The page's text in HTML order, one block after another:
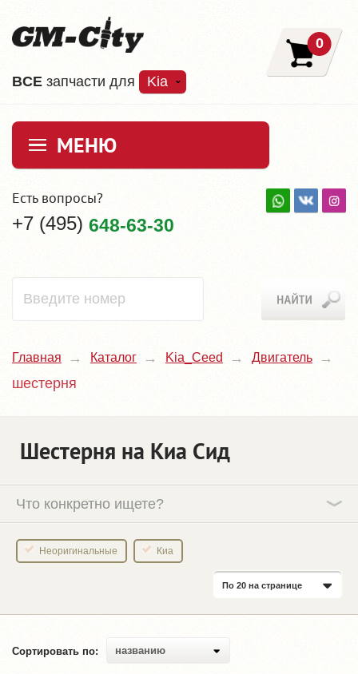
ВCE запчасти для Kia
0
МЕНЮ
Есть вопросы?
+7 (495) 648-63-30
Главная Каталог Kia_Ceed Двигатель
шестерня
Шестерня на Киа Сид
Что конкретно ищете?
Неоригинальные Киа
По 20 на странице
Сортировать по: названию